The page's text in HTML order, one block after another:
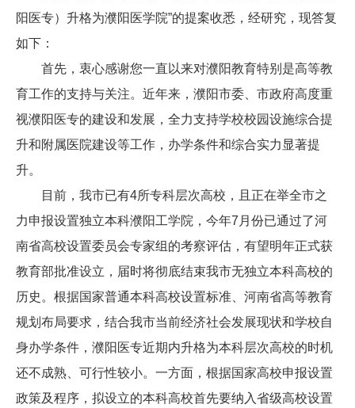
阳医专）升格为濮阳医学院”的提案收悉，经研究，现答复
如下：
首先，衷心感谢您一直以来对濮阳教育特别是高等教
育工作的支持与关注。近年来，濮阳市委、市政府高度重
视濮阳医专的建设和发展，全力支持学校校园设施综合提
升和附属医院建设等工作，办学条件和综合实力显著提
升。
目前，我市已有4所专科层次高校，且正在举全市之
力申报设置独立本科濮阳工学院，今年7 月份已通过了河
南省高校设置委员会专家组的考察评估，有望明年正式获
教育部批准设立，届时将彻底结束我市无独立本科高校的
历史。根据国家普通本科高校设置标准、河南省高等教育
规划布局要求，结合我市当前经济社会发展现状和学校自
身办学条件，濮阳医专近期内升格为本科层次高校的时机
还不成熟、可行性较小。一方面，根据国家高校申报设置
政策及程序，拟设立的本科高校首先要纳入省级高校设置